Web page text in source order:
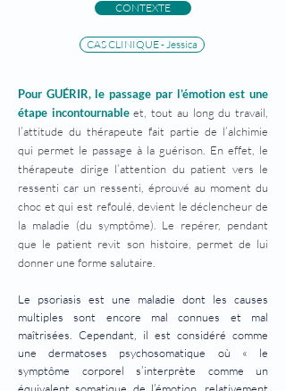
CONTEXTE
CAS CLINIQUE - Jessica
Pour GUÉRIR, le passage par l’émotion est une
étape incontournableet, tout au long du travail,
l’attitude du thérapeute fait partie de l’alchimie
qui permet le passage à la guérison. En effet, le
thérapeute dirige l’attention du patient vers le
ressenti car un ressenti, éprouvé au moment du
choc et qui est refoulé, devient le déclencheur de
la maladie (du symptôme). Le repérer, pendant
que le patient revit son histoire, permet de lui
donner une forme salutaire.
Le psoriasis est une maladie dont les causes
multiples sont encore mal connues et mal
maîtrisées. Cependant, il est considéré comme
une dermatoses psychosomatique où « le
symptôme corporel s’interprète comme un